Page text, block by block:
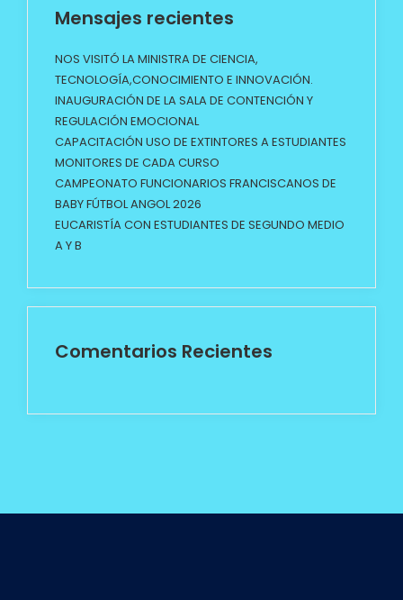
Mensajes recientes
NOS VISITÓ LA MINISTRA DE CIENCIA,
TECNOLOGÍA,CONOCIMIENTO E INNOVACIÓN.
INAUGURACIÓN DE LA SALA DE CONTENCIÓN Y
REGULACIÓN EMOCIONAL
CAPACITACIÓN USO DE EXTINTORES A ESTUDIANTES
MONITORES DE CADA CURSO
CAMPEONATO FUNCIONARIOS FRANCISCANOS DE
BABY FÚTBOL ANGOL 2026
EUCARISTÍA CON ESTUDIANTES DE SEGUNDO MEDIO
A Y B
Comentarios Recientes